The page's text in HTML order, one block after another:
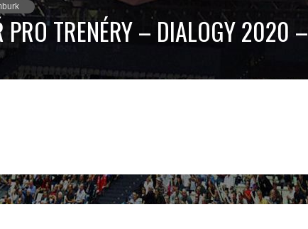
PRO TRENÉRY – DIALOGY 2020 –